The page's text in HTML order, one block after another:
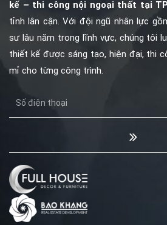
kế – thi công nội ngoại thất tại
tỉnh lân cận. Với đội ngũ nhân lực
sư lâu năm trong lĩnh vực, chúng tôi
thiết kế được sáng tạo, hiện đại, thi
mỉ cho từng công trình.